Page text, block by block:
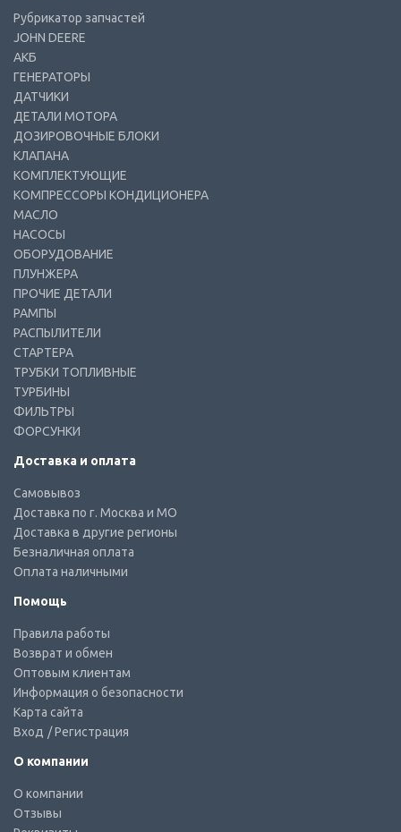
Рубрикатор запчастей
JOHN DEERE
АКБ
ГЕНЕРАТОРЫ
ДАТЧИКИ
ДЕТАЛИ МОТОРА
ДОЗИРОВОЧНЫЕ БЛОКИ
КЛАПАНА
КОМПЛЕКТУЮЩИЕ
КОМПРЕССОРЫ КОНДИЦИОНЕРА
МАСЛО
НАСОСЫ
ОБОРУДОВАНИЕ
ПЛУНЖЕРА
ПРОЧИЕ ДЕТАЛИ
РАМПЫ
РАСПЫЛИТЕЛИ
СТАРТЕРА
ТРУБКИ ТОПЛИВНЫЕ
ТУРБИНЫ
ФИЛЬТРЫ
ФОРСУНКИ
Доставка и оплата
Самовывоз
Доставка по г. Москва и МО
Доставка в другие регионы
Безналичная оплата
Оплата наличными
Помощь
Правила работы
Возврат и обмен
Оптовым клиентам
Информация о безопасности
Карта сайта
Вход / Регистрация
О компании
О компании
Отзывы